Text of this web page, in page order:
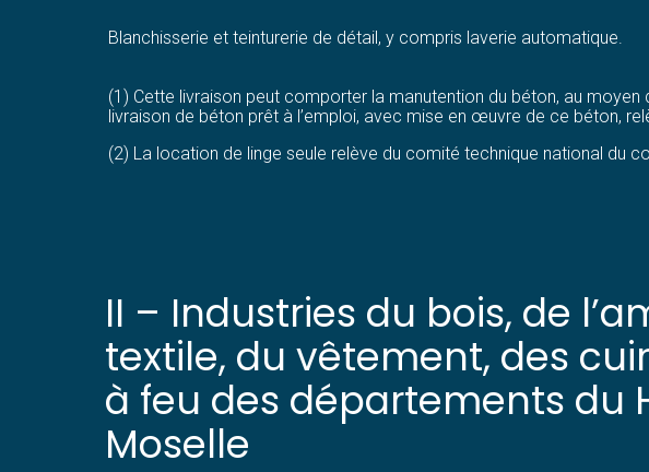
Blanchisserie et teinturerie de détail, y compris laverie automatique.
(1) Cette livraison peut comporter la manutention du béton, au
livraison de béton prêt à l’emploi, avec mise en œuvre de ce béton,
(2) La location de linge seule relève du comité technique national du
II – Industries du bois, de
textile, du vêtement, des
à feu des départements du
Moselle